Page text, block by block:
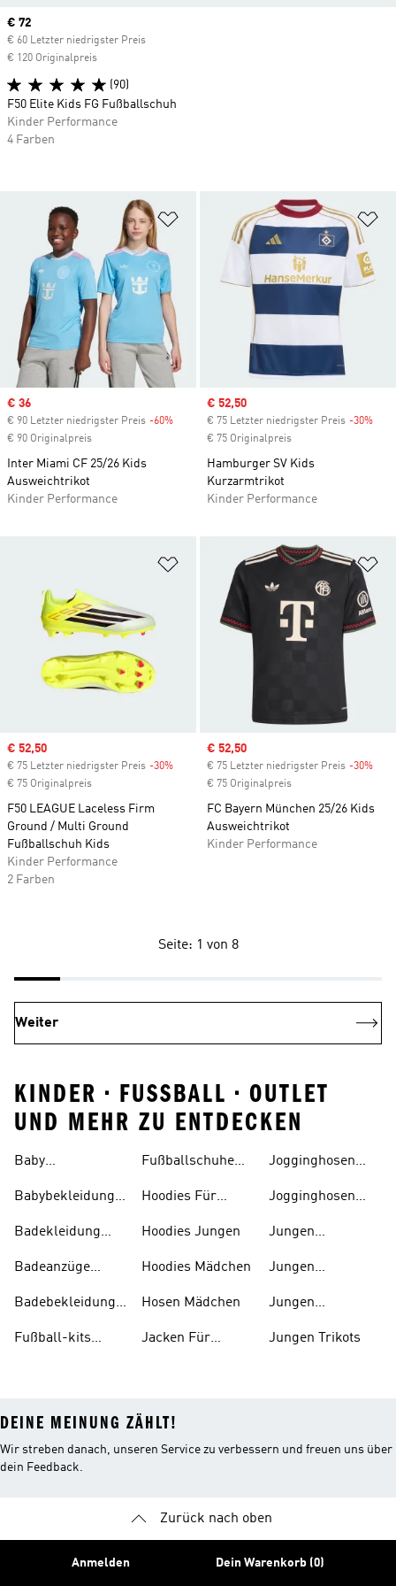
Zur Wunschliste hinzufügen
Sale price
€ 36
€ 90 Letzter niedrigster Preis -60% Discount
€ 90 Originalpreis
Inter Miami CF 25/26 Kids
Ausweichtrikot
Kinder Performance
Sale price
€ 52,50
€ 75 Letzter niedrigster Preis -30%
€ 75 Originalpreis
Hamburger SV Kids
Kurzarmtrikot
Kinder Performance
Zur Wunschliste hinzufügen
Sale price
€ 52,50
€ 75 Letzter niedrigster Preis -30% Discount
€ 75 Originalpreis
F50 LEAGUE Laceless Firm
Ground / Multi Ground
Fußballschuh Kids
Kinder Performance
2 Farben
Sale price
€ 52,50
€ 75 Letzter niedrigster Preis -30%
€ 75 Originalpreis
FC Bayern München 25/26 Kids
Ausweichtrikot
Kinder Performance
Current price
€ 72
€ 60 Letzter niedrigster Preis
€ 120 Originalpreis
(90)
F50 Elite Kids FG Fußballschuh
Kinder Performance
4 Farben
Seite: 1 von 8
Weiter
KINDER • FUSSBALL • OUTLET
UND MEHR ZU ENTDECKEN
Baby
Babybekleidung
Badekleidung
Badeanzüge
Badebekleidung
Fußball-kits
Fußballschuhe
Hoodies Für
Hoodies Jungen
Hoodies Mädchen
Hosen Mädchen
Jacken Für
Jogginghosen
Jogginghosen
Jungen
Jungen
Jungen
Jungen Trikots
DEINE MEINUNG ZÄHLT!
Wir streben danach, unseren Service zu verbessern und freuen uns über
dein Feedback.
Zurück nach oben
Anmelden Dein Warenkorb (0)